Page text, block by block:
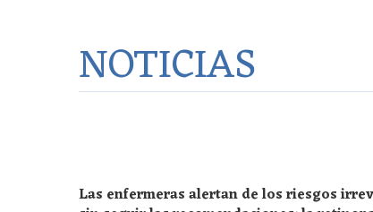
NOTICIAS
Las enfermeras alertan de los riesgos